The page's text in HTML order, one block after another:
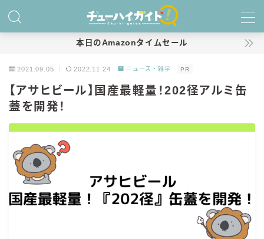
特集！
おすすめランキング！
商品レビュー
本日のAmazonタイムセール
2021.09.05 2022.11.24 ニュース・雑学 PR
【アサヒビール】国産最軽量！202径アルミ缶
蓋を開発！